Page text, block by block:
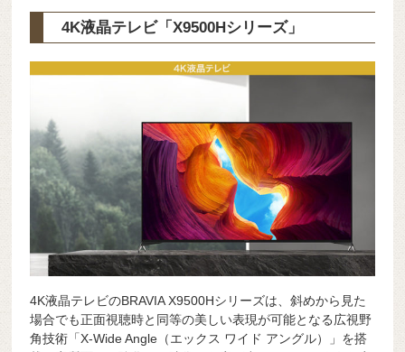
4K液晶テレビ「X9500Hシリーズ」
4K液晶テレビのBRAVIA X9500Hシリーズは、斜めから見た
場合でも正面視聴時と同等の美しい表現が可能となる広視野
角技術「X-Wide Angle（エックス ワイド アングル）」を搭